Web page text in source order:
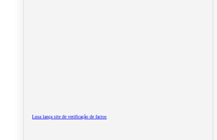
Lusa lança site de verificação de factos